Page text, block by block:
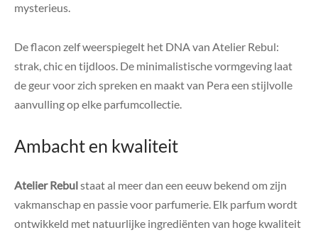
mysterieus.
De flacon zelf weerspiegelt het DNA van Atelier Rebul:
strak, chic en tijdloos. De minimalistische vormgeving laat
de geur voor zich spreken en maakt van Pera een stijlvolle
aanvulling op elke parfumcollectie.
Ambacht en kwaliteit
Atelier Rebulstaat al meer dan een eeuw bekend om zijn
vakmanschap en passie voor parfumerie. Elk parfum wordt
ontwikkeld met natuurlijke ingrediënten van hoge kwaliteit